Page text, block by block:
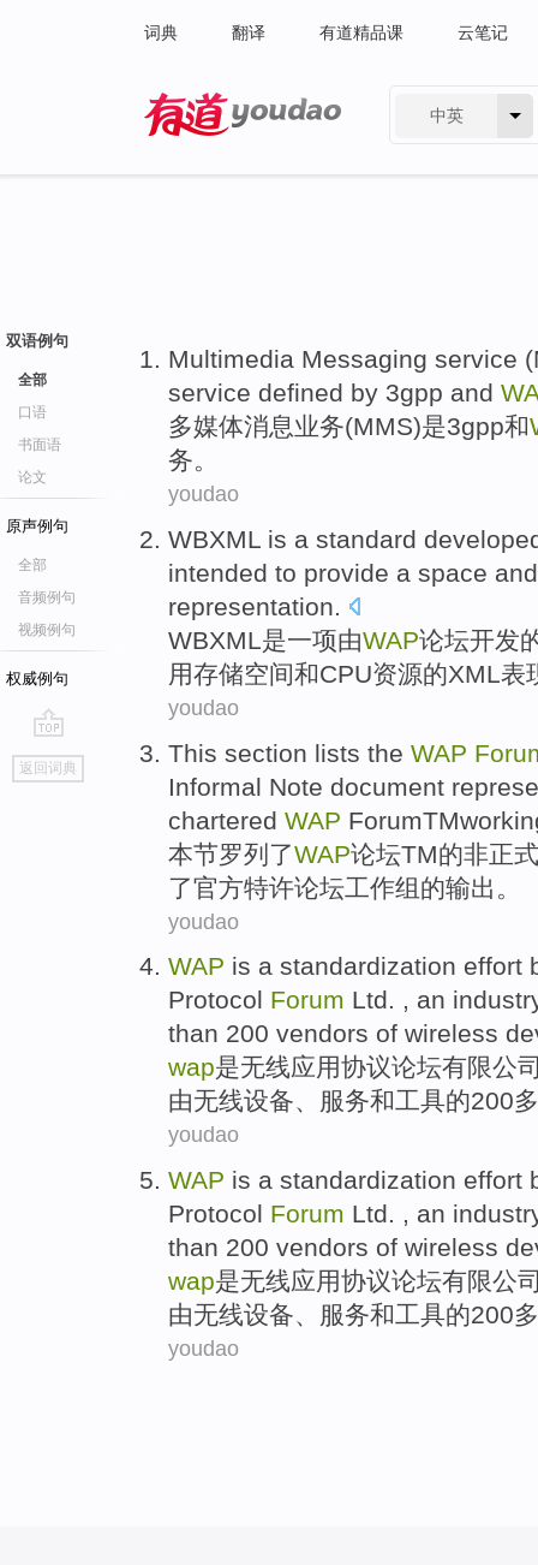
词典 翻译 有道精品课 云笔记
中英
双语例句
全部
口语
书面语
论文
原声例句
全部
音频例句
视频例句
权威例句
go
top
返回词典
Multimedia Messaging service (
service defined by 3gpp and
多媒体消息业务(MMS)是3gpp和
务。
youdao
WBXML is a standard
intended to provide a space and
representation.
WBXML是一项由WAP论坛开发
用存储空间和CPU资源的XML表
youdao
This section lists the WAP
Informal Note document
chartered WAP
本节罗列 了WAP论坛TM的非正式
了官方特许论坛工作组的输出 。
youdao
WAP is a standardization effort
Protocol Forum Ltd. , an
than 200 vendors of wireless
wap是无线应用协议论坛有限公
由无线设备、 服务和工具的200多
youdao
WAP is a standardization effort
Protocol Forum Ltd. , an
than 200 vendors of wireless
wap是无线应用协议论坛有限公
由无线设备、 服务和工具的200多
youdao